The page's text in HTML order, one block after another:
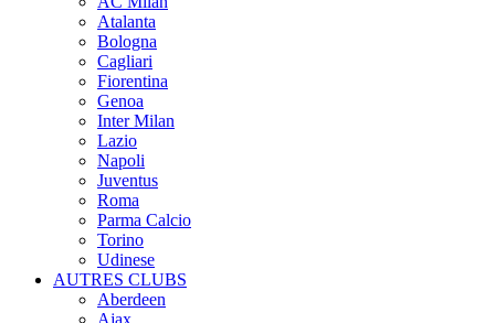
Atalanta
Bologna
Cagliari
Fiorentina
Genoa
Inter Milan
Lazio
Napoli
Juventus
Roma
Parma Calcio
Torino
Udinese
AUTRES CLUBS
Aberdeen